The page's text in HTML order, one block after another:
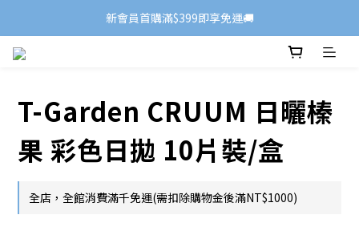
新會員首購滿$399即享免運🚚
T-Garden CRUUM 日曬榛
果 彩色日拋 10片裝/盒
全店，全館消費滿千免運(需扣除購物金後滿NT$1000)